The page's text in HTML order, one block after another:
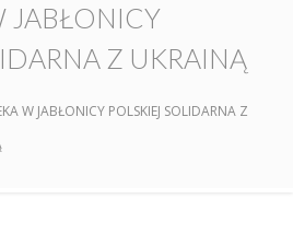
JABŁONICY
Z UKRAINĄ
W JABŁONICY POLSKIEJ SOLIDARNA Z